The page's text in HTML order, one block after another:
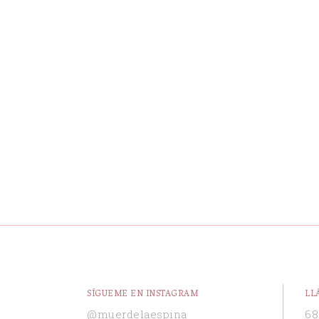
SÍGUEME EN INSTAGRAM
@muerdelaespina